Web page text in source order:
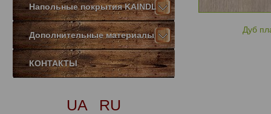
Напольные покрытия KAINDL
Дополнительные материалы
КОНТАКТЫ
UA RU
Дуб